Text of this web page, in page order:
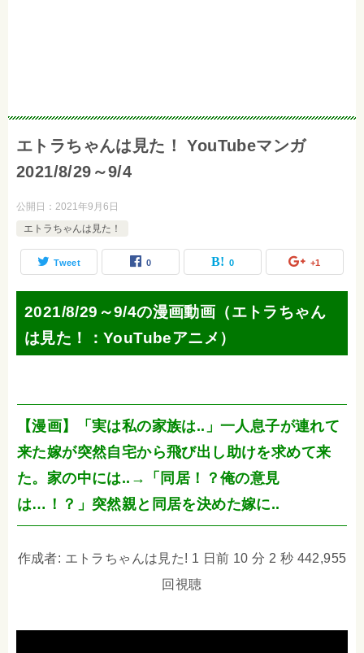
エトラちゃんは見た！ YouTubeマンガ
2021/8/29～9/4
公開日： 2021年9月6日
エトラちゃんは見た！
Tweet 0 0 +1
2021/8/29～9/4の漫画動画（エトラちゃん
は見た！：YouTubeアニメ）
【漫画】「実は私の家族は..」一人息子が連れて
来た嫁が突然自宅から飛び出し助けを求めて来
た。家の中には..→「同居！？俺の意見
は…！？」突然親と同居を決めた嫁に..
作成者: エトラちゃんは見た! 1 日前 10 分 2 秒 442,955
回視聴